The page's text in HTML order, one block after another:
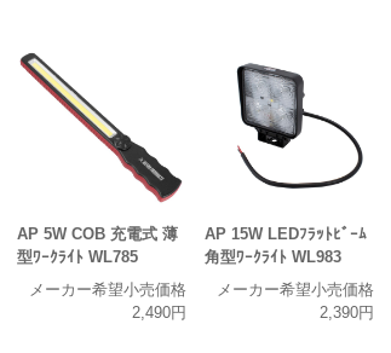
AP 5W COB 充電式 薄
型ﾜｰｸﾗｲﾄ WL785
メーカー希望小売価格
2,490円
AP 15W LEDﾌﾗｯﾄﾋﾞｰﾑ
角型ﾜｰｸﾗｲﾄ WL983
メーカー希望小売価格
2,390円